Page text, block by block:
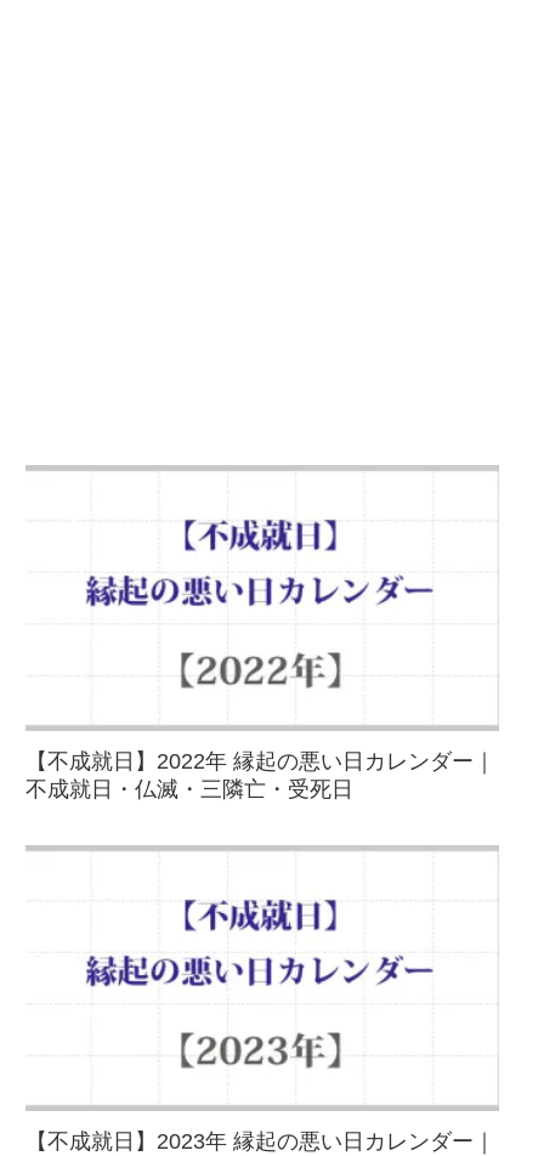
【不成就日】2022年 縁起の悪い日カレンダー｜
不成就日・仏滅・三隣亡・受死日
【不成就日】2023年 縁起の悪い日カレンダー｜